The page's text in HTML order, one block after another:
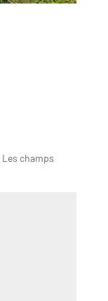
Les champs